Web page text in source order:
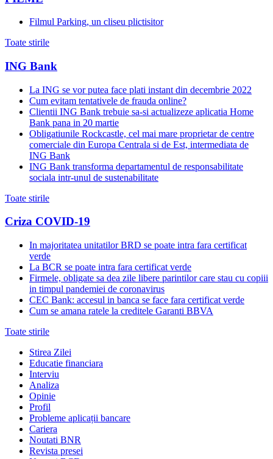
Filmul Parking, un cliseu plictisitor
Toate stirile
ING Bank
La ING se vor putea face plati instant din decembrie 2022
Cum evitam tentativele de frauda online?
Clientii ING Bank trebuie sa-si actualizeze aplicatia Home
Bank pana in 20 martie
Obligatiunile Rockcastle, cel mai mare proprietar de centre
comerciale din Europa Centrala si de Est, intermediata de
ING Bank
ING Bank transforma departamentul de responsabilitate
sociala intr-unul de sustenabilitate
Toate stirile
Criza COVID-19
In majoritatea unitatilor BRD se poate intra fara certificat
verde
La BCR se poate intra fara certificat verde
Firmele, obligate sa dea zile libere parintilor care stau cu copiii
in timpul pandemiei de coronavirus
CEC Bank: accesul in banca se face fara certificat verde
Cum se amana ratele la creditele Garanti BBVA
Toate stirile
Stirea Zilei
Educatie financiara
Interviu
Analiza
Opinie
Profil
Probleme aplicații bancare
Cariera
Noutati BNR
Revista presei